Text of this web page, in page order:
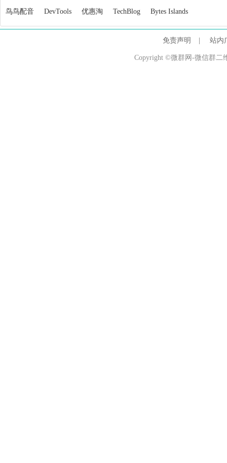
鸟鸟配音 DevTools 优惠淘 TechBlog Bytes Islands
免责声明 站内
Copyright ©微群网-微信群二